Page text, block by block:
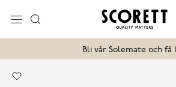
Bli vår Solemate och få